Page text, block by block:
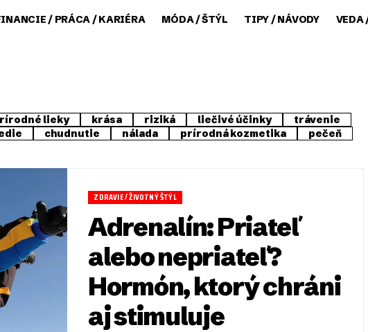
/ PRÁCA / KARIÉRA MÓDA / ŠTÝL TIPY / NÁVODY VEDA
lieky krása riziká liečivé účinky
trávenie
chudnutie nálada prírodná kozmetika
pečeň
ZDRAVIE / ŽIVOTNÝ ŠTÝL
Adrenalín: Priateľ
alebo nepriateľ?
Hormón, ktorý chráni
aj stimuluje